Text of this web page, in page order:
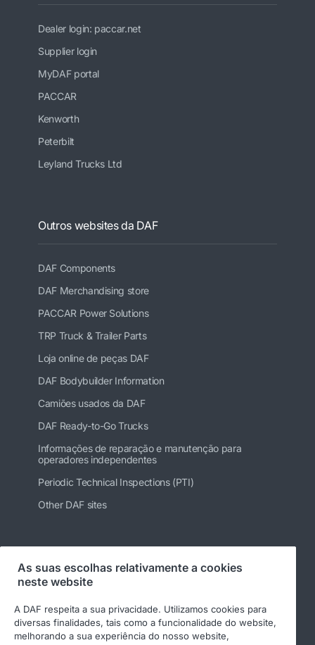
Dealer login: paccar.net
Supplier login
MyDAF portal
PACCAR
Kenworth
Peterbilt
Leyland Trucks Ltd
Outros websites da DAF
DAF Components
DAF Merchandising store
PACCAR Power Solutions
TRP Truck & Trailer Parts
Loja online de peças DAF
DAF Bodybuilder Information
Camiões usados da DAF
DAF Ready-to-Go Trucks
Informações de reparação e manutenção para
operadores independentes
Periodic Technical Inspections (PTI)
Other DAF sites
Siga-nos
As suas escolhas relativamente a cookies
neste website
A DAF respeita a sua privacidade. Utilizamos cookies para
diversas finalidades, tais como a funcionalidade do website,
melhorando a sua experiência do nosso website,